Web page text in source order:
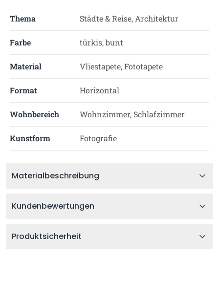
Thema Städte & Reise, Architektur
Farbe türkis, bunt
Material Vliestapete, Fototapete
Format Horizontal
Wohnbereich Wohnzimmer, Schlafzimmer
Kunstform Fotografie
Materialbeschreibung
Kundenbewertungen
Produktsicherheit